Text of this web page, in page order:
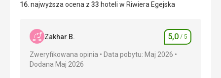
16. najwyższa ocena z 33 hoteli w Riwiera Egejska
Zakhar B. Ocena
5,0 / 5
Zweryfikowana opinia
Data pobytu: Maj 2026
Dodana Maj 2026